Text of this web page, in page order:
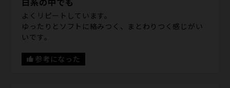
よくリピートしています。
ゆったりとソフトに絡みつく、まとわりつく感じがい
いです。
参考になった